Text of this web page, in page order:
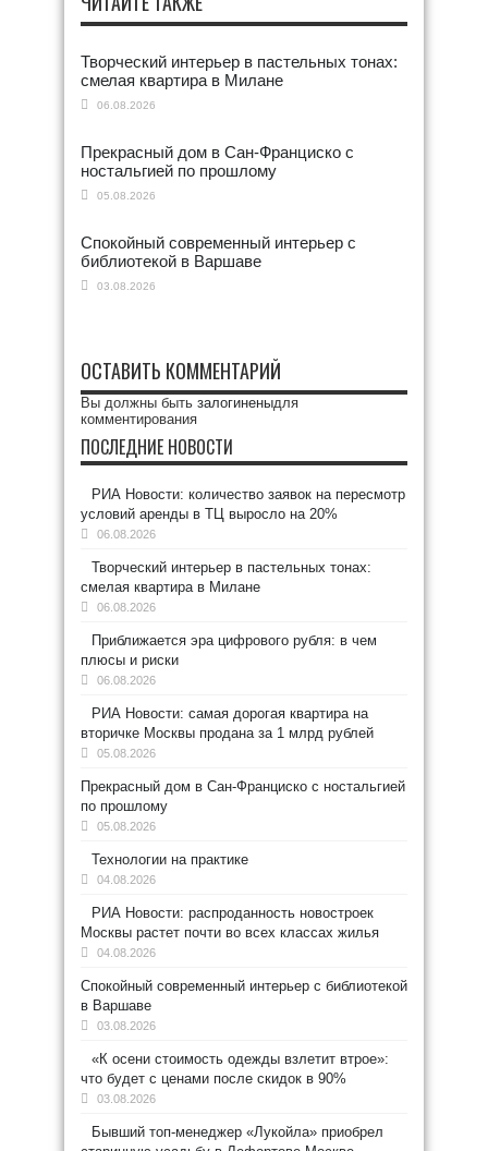
Творческий интерьер в пастельных тонах:
смелая квартира в Милане
06.08.2026
Прекрасный дом в Сан-Франциско с
ностальгией по прошлому
05.08.2026
Спокойный современный интерьер с
библиотекой в Варшаве
03.08.2026
ОСТАВИТЬ КОММЕНТАРИЙ
Вы должны быть залогиненыдля
комментирования
ПОСЛЕДНИЕ НОВОСТИ
РИА Новости: количество заявок на пересмотр
условий аренды в ТЦ выросло на 20%
06.08.2026
Творческий интерьер в пастельных тонах:
смелая квартира в Милане
06.08.2026
Приближается эра цифрового рубля: в чем
плюсы и риски
06.08.2026
РИА Новости: самая дорогая квартира на
вторичке Москвы продана за 1 млрд рублей
05.08.2026
Прекрасный дом в Сан-Франциско с ностальгией
по прошлому
05.08.2026
Технологии на практике
04.08.2026
РИА Новости: распроданность новостроек
Москвы растет почти во всех классах жилья
04.08.2026
Спокойный современный интерьер с библиотекой
в Варшаве
03.08.2026
«К осени стоимость одежды взлетит втрое»:
что будет с ценами после скидок в 90%
03.08.2026
Бывший топ-менеджер «Лукойла» приобрел